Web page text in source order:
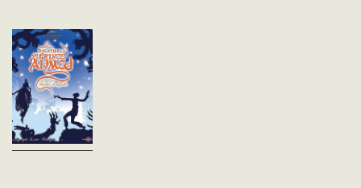
Lotte Reiniger
Allemagne - 1926
- 65'
DÈS 6 ANSLe ciné-concert
est complet! Dans un
royaume d'Orient, le jour de
l'anniversaire du calife, son
fils Ahmed enfourche le
cheval ailé qu'...